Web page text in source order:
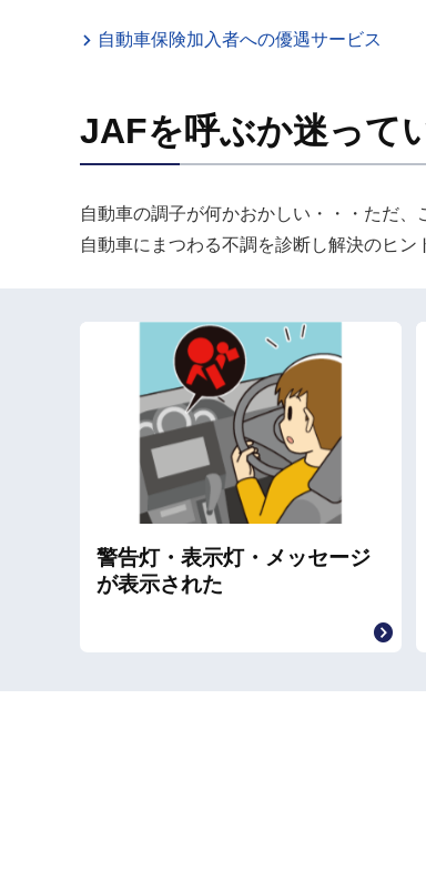
自動車保険加入者への優遇サービス
JAFを呼ぶか迷って
自動車の調子が何かおかしい・・・ただ
自動車にまつわる不調を診断し解決のヒ
警告灯・表示灯・メッセージ
が表示された